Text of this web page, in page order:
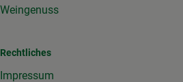
Weingenuss
Rechtliches
Impressum